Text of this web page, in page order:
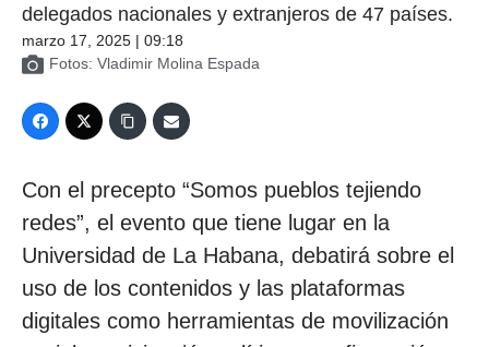
delegados nacionales y extranjeros de 47 países.
marzo 17, 2025 | 09:18
Fotos: Vladimir Molina Espada
Con el precepto “Somos pueblos tejiendo
redes”, el evento que tiene lugar en la
Universidad de La Habana, debatirá sobre el
uso de los contenidos y las plataformas
digitales como herramientas de movilización